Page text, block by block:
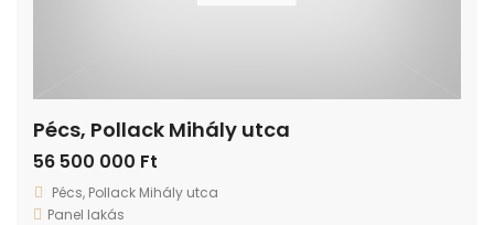
Pécs, Pollack Mihály utca
56 500 000 Ft
Pécs, Pollack Mihály utca
Panel lakás